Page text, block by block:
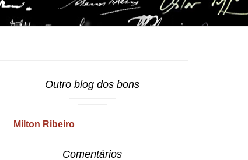
Outro blog dos bons
Milton Ribeiro
Comentários